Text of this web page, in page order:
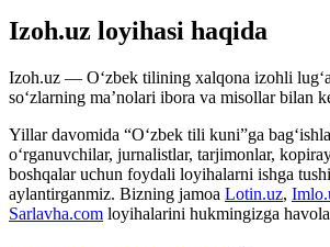
Izoh.uz loyihasi haqida
Izoh.uz — O‘zbek tilining xalqona izohli
so‘zlarning ma’nolari ibora va misollar bilan
Yillar davomida “O‘zbek tili kuni”ga
o‘rganuvchilar, jurnalistlar, tarjimonlar,
boshqalar uchun foydali loyihalarni ishga
aylantirganmiz. Bizning jamoa Lotin.uz,
Sarlavha.com loyihalarini hukmingizga